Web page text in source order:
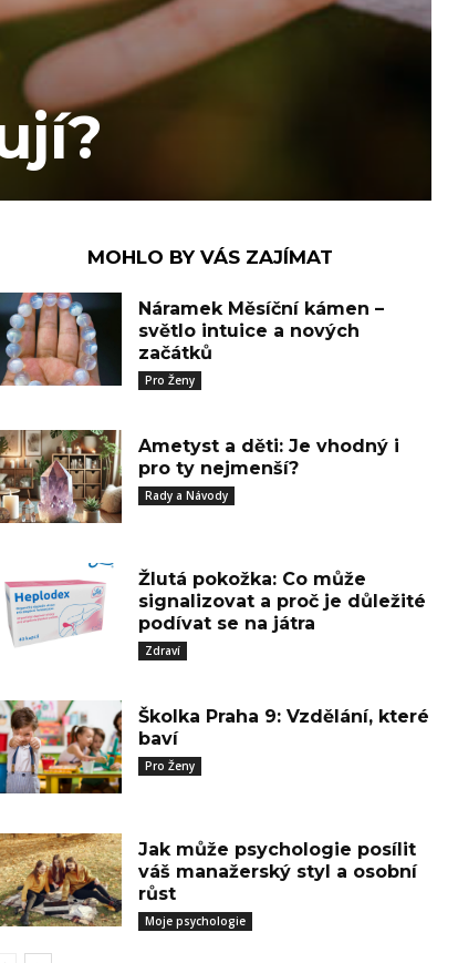
MOHLO BY VÁS ZAJÍMAT
Náramek Měsíční kámen –
světlo intuice a nových
začátků
Pro Ženy
Ametyst a děti: Je vhodný i
pro ty nejmenší?
Rady a Návody
Žlutá pokožka: Co může
signalizovat a proč je důležité
podívat se na játra
Zdraví
Školka Praha 9: Vzdělání, které
baví
Pro Ženy
Jak může psychologie posílit
váš manažerský styl a osobní
růst
Moje psychologie